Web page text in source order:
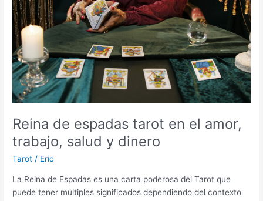
semana?
Reina de espadas tarot en el amor,
trabajo, salud y dinero
Tarot / Eric
La Reina de Espadas es una carta poderosa del Tarot que
puede tener múltiples significados dependiendo del contexto